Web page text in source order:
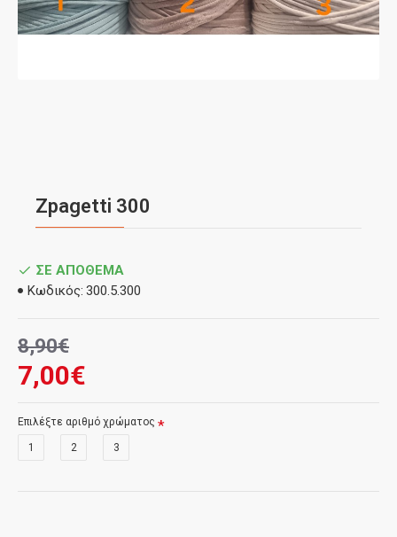
Zpagetti 300
7,00€
8,90€
ΣΕ ΑΠΌΘΕΜΑ
Κωδικός: 300.5.300
Επιλέξτε αριθμό χρώματος
1 2 3